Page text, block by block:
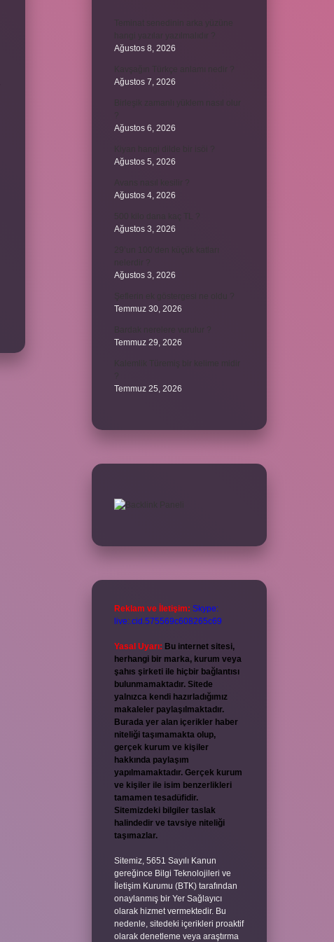
Ağustos 8, 2026
Ağustos 7, 2026
Ağustos 6, 2026
Ağustos 5, 2026
Ağustos 4, 2026
Ağustos 3, 2026
Ağustos 3, 2026
Temmuz 30, 2026
Temmuz 29, 2026
Temmuz 25, 2026
Reklam ve İletişim: Skype:
live:.cid.575569c608265c69
Yasal Uyarı: Bu internet sitesi,
herhangi bir marka, kurum veya
şahıs şirketi ile hiçbir bağlantısı
bulunmamaktadır. Sitede
yalnızca kendi hazırladığımız
makaleler paylaşılmaktadır.
Burada yer alan içerikler haber
niteliği taşımamakta olup,
gerçek kurum ve kişiler
hakkında paylaşım
yapılmamaktadır. Gerçek kurum
ve kişiler ile isim benzerlikleri
tamamen tesadüfidir.
Sitemizdeki bilgiler taslak
halindedir ve tavsiye niteliği
taşımazlar.
Sitemiz, 5651 Sayılı Kanun
gereğince Bilgi Teknolojileri ve
İletişim Kurumu (BTK) tarafından
onaylanmış bir Yer Sağlayıcı
olarak hizmet vermektedir. Bu
nedenle, sitedeki içerikleri proaktif
olarak denetleme veya araştırma